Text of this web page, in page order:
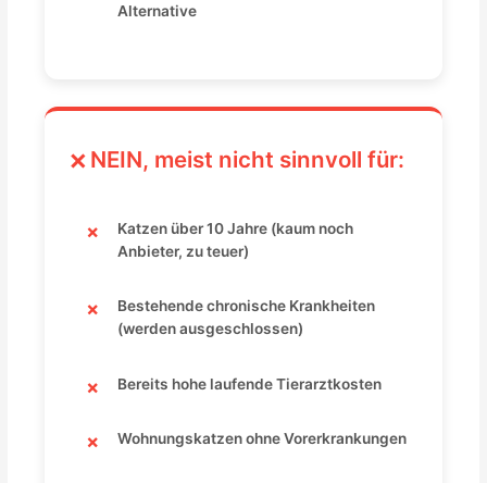
Alternative
NEIN, meist nicht sinnvoll für:
Katzen über 10 Jahre (kaum noch
Anbieter, zu teuer)
Bestehende chronische Krankheiten
(werden ausgeschlossen)
Bereits hohe laufende Tierarztkosten
Wohnungskatzen ohne Vorerkrankungen